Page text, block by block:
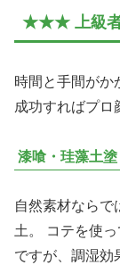
★★★ 上級者
時間と手間がか
成功すればプロ
漆喰・珪藻土塗
自然素材ならで
土。 コテを使
ですが、調湿効